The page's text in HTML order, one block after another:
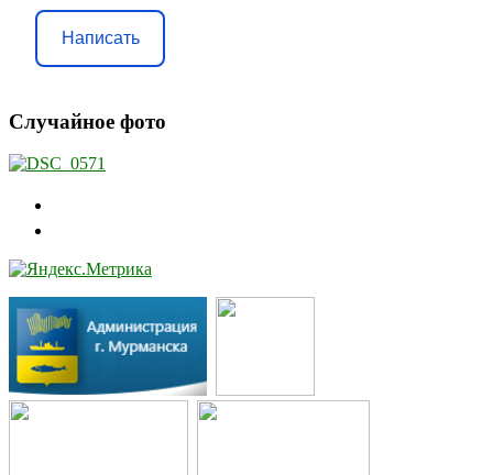
Написать
Случайное фото